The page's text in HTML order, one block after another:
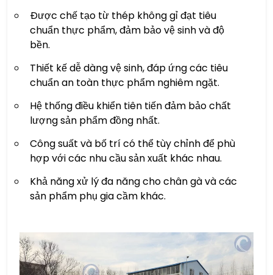
Được chế tạo từ thép không gỉ đạt tiêu
chuẩn thực phẩm, đảm bảo vệ sinh và độ
bền.
Thiết kế dễ dàng vệ sinh, đáp ứng các tiêu
chuẩn an toàn thực phẩm nghiêm ngặt.
Hệ thống điều khiển tiên tiến đảm bảo chất
lượng sản phẩm đồng nhất.
Công suất và bố trí có thể tùy chỉnh để phù
hợp với các nhu cầu sản xuất khác nhau.
Khả năng xử lý đa năng cho chân gà và các
sản phẩm phụ gia cầm khác.